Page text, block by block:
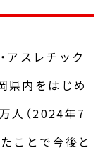
アスレチック
県内をはじめ
人（2024年7
ことで今後と